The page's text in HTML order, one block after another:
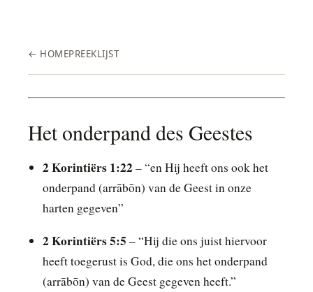
← HOMEPREEKLIJST
Het onderpand des Geestes
2 Korintiërs 1:22– “en Hij heeft ons ook het
onderpand (arrābōn) van de Geest in onze
harten gegeven”
2 Korintiërs 5:5 – “Hij die ons juist hiervoor
heeft toegerust is God, die ons het onderpand
(arrābōn) van de Geest gegeven heeft.”